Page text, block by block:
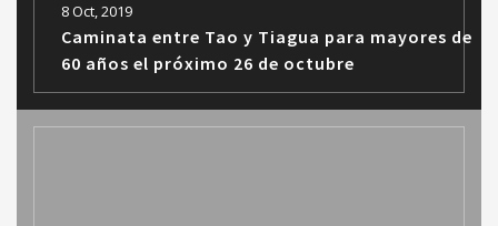
8 Oct, 2019
Caminata entre Tao y Tiagua para mayores de
60 años el próximo 26 de octubre